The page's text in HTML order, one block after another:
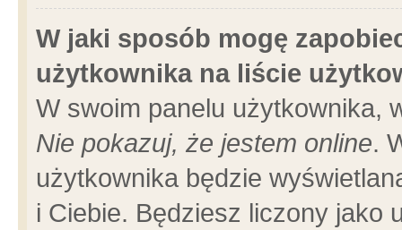
W jaki sposób mogę
użytkownika na liście
W swoim panelu użytkownika,
Nie pokazuj, że jestem online.
użytkownika będzie
i Ciebie. Będziesz liczony jako